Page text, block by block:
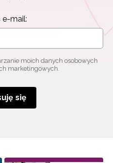
e-mail:
moich danych osobowych
marketingowych.
się